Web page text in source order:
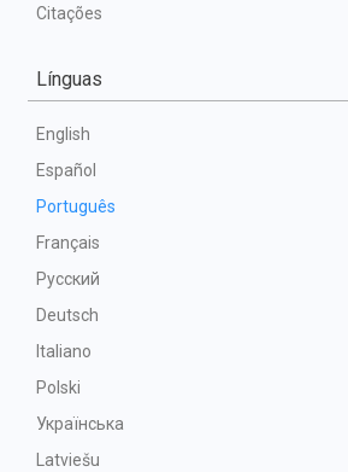
Citações
Línguas
English
Español
Português
Français
Русский
Deutsch
Italiano
Polski
Українська
Latviešu